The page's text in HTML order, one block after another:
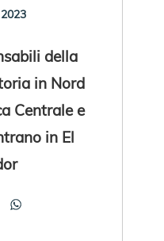
della
in Nord
Centrale e
in El